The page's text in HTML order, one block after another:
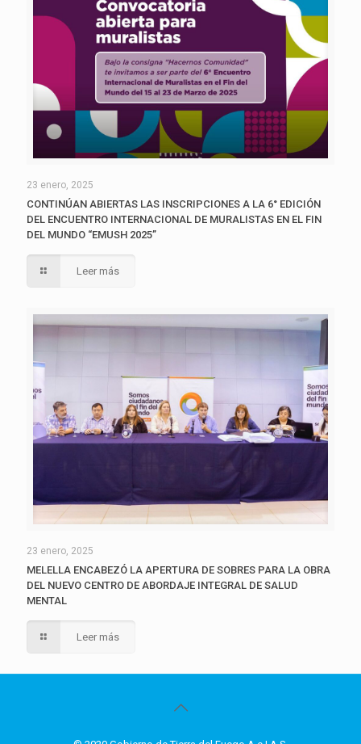
23 enero, 2025
CONTINÚAN ABIERTAS LAS INSCRIPCIONES A LA 6° EDICIÓN
DEL ENCUENTRO INTERNACIONAL DE MURALISTAS EN EL FIN
DEL MUNDO “EMUSH 2025”
Leer más
23 enero, 2025
MELELLA ENCABEZÓ LA APERTURA DE SOBRES PARA LA OBRA
DEL NUEVO CENTRO DE ABORDAJE INTEGRAL DE SALUD
MENTAL
Leer más